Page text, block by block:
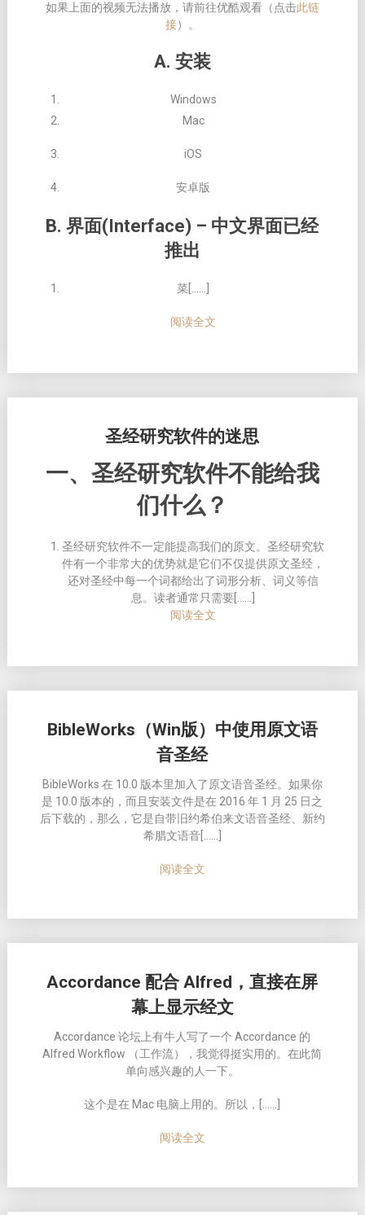
如果上面的视频无法播放，请前往优酷观看（点击此链
接）。
A. 安装
Windows
Mac
iOS
安卓版
B. 界⾯(Interface) – 中⽂界⾯已经
推出
菜[……]
阅读全文
圣经研究软件的迷思
一、圣经研究软件不能给我
们什么？
圣经研究软件不一定能提高我们的原文。圣经研究软
件有一个非常大的优势就是它们不仅提供原文圣经，
还对圣经中每一个词都给出了词形分析、词义等信
息。读者通常只需要[……]
阅读全文
BibleWorks（Win版）中使用原文语
音圣经
BibleWorks 在 10.0 版本里加入了原文语音圣经。如果你
是 10.0 版本的，而且安装文件是在 2016 年 1 月 25 日之
后下载的，那么，它是自带旧约希伯来文语音圣经、新约
希腊文语音[……]
阅读全文
Accordance 配合 Alfred，直接在屏
幕上显示经文
Accordance 论坛上有牛人写了一个 Accordance 的
Alfred Workflow （工作流），我觉得挺实用的。在此简
单向感兴趣的人一下。
这个是在 Mac 电脑上用的。所以，[……]
阅读全文